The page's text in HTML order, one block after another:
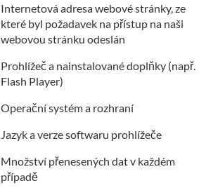
Internetová adresa webové stránky, ze
které byl požadavek na přístup na naši
webovou stránku odeslán
Prohlížeč a nainstalované doplňky (např.
Flash Player)
Operační systém a rozhraní
Jazyk a verze softwaru prohlížeče
Množství přenesených dat v každém
případě